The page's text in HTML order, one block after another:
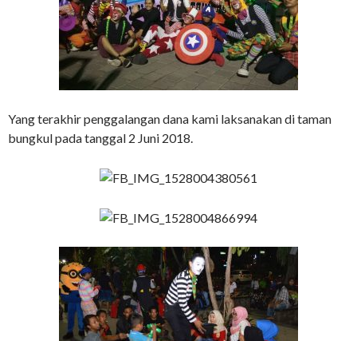
Yang terakhir penggalangan dana kami laksanakan di taman
bungkul pada tanggal 2 Juni 2018.